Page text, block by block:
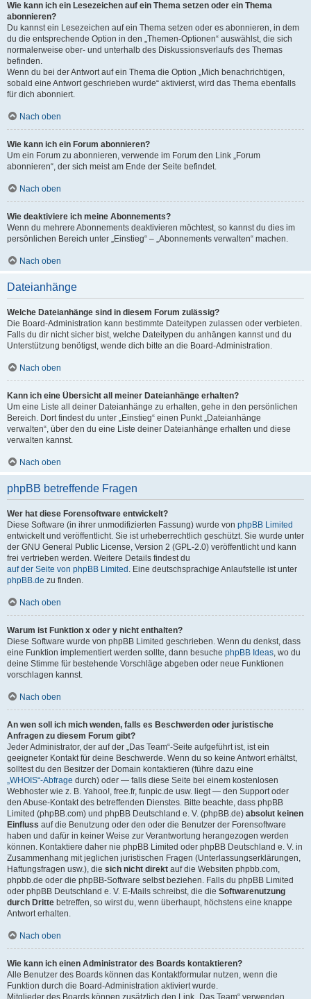
Wie kann ich ein Lesezeichen auf ein Thema setzen oder ein Thema
abonnieren?
Du kannst ein Lesezeichen auf ein Thema setzen oder es abonnieren, in dem
du die entsprechende Option in den „Themen-Optionen“ auswählst, die sich
normalerweise ober- und unterhalb des Diskussionsverlaufs des Themas
befinden.
Wenn du bei der Antwort auf ein Thema die Option „Mich benachrichtigen,
sobald eine Antwort geschrieben wurde“ aktivierst, wird das Thema ebenfalls
für dich abonniert.
Nach oben
Wie kann ich ein Forum abonnieren?
Um ein Forum zu abonnieren, verwende im Forum den Link „Forum
abonnieren“, der sich meist am Ende der Seite befindet.
Nach oben
Wie deaktiviere ich meine Abonnements?
Wenn du mehrere Abonnements deaktivieren möchtest, so kannst du dies im
persönlichen Bereich unter „Einstieg“ – „Abonnements verwalten“ machen.
Nach oben
Dateianhänge
Welche Dateianhänge sind in diesem Forum zulässig?
Die Board-Administration kann bestimmte Dateitypen zulassen oder verbieten.
Falls du dir nicht sicher bist, welche Dateitypen du anhängen kannst und du
Unterstützung benötigst, wende dich bitte an die Board-Administration.
Nach oben
Kann ich eine Übersicht all meiner Dateianhänge erhalten?
Um eine Liste all deiner Dateianhänge zu erhalten, gehe in den persönlichen
Bereich. Dort findest du unter „Einstieg“ einen Punkt „Dateianhänge
verwalten“, über den du eine Liste deiner Dateianhänge erhalten und diese
verwalten kannst.
Nach oben
phpBB betreffende Fragen
Wer hat diese Forensoftware entwickelt?
Diese Software (in ihrer unmodifizierten Fassung) wurde von phpBB Limited
entwickelt und veröffentlicht. Sie ist urheberrechtlich geschützt. Sie wurde unter
der GNU General Public License, Version 2 (GPL-2.0) veröffentlicht und kann
frei vertrieben werden. Weitere Details findest du
auf der Seite von phpBB Limited . Eine deutschsprachige Anlaufstelle ist unter
phpBB.de zu finden.
Nach oben
Warum ist Funktion x oder y nicht enthalten?
Diese Software wurde von phpBB Limited geschrieben. Wenn du denkst, dass
eine Funktion implementiert werden sollte, dann besuche phpBB Ideas, wo du
deine Stimme für bestehende Vorschläge abgeben oder neue Funktionen
vorschlagen kannst.
Nach oben
An wen soll ich mich wenden, falls es Beschwerden oder juristische
Anfragen zu diesem Forum gibt?
Jeder Administrator, der auf der „Das Team“-Seite aufgeführt ist, ist ein
geeigneter Kontakt für deine Beschwerde. Wenn du so keine Antwort erhältst,
solltest du den Besitzer der Domain kontaktieren (führe dazu eine
„WHOIS“-Abfrage durch) oder — falls diese Seite bei einem kostenlosen
Webhoster wie z. B. Yahoo!, free.fr, funpic.de usw. liegt — den Support oder
den Abuse-Kontakt des betreffenden Dienstes. Bitte beachte, dass phpBB
Limited (phpBB.com) und phpBB Deutschland e. V. (phpBB.de) absolut keinen
Einfluss auf die Benutzung oder den oder die Benutzer der Forensoftware
haben und dafür in keiner Weise zur Verantwortung herangezogen werden
können. Kontaktiere daher nie phpBB Limited oder phpBB Deutschland e. V. in
Zusammenhang mit jeglichen juristischen Fragen (Unterlassungserklärungen,
Haftungsfragen usw.), die sich nicht direkt auf die Websiten phpbb.com,
phpbb.de oder die phpBB-Software selbst beziehen. Falls du phpBB Limited
oder phpBB Deutschland e. V. E-Mails schreibst, die die Softwarenutzung
durch Dritte betreffen, so wirst du, wenn überhaupt, höchstens eine knappe
Antwort erhalten.
Nach oben
Wie kann ich einen Administrator des Boards kontaktieren?
Alle Benutzer des Boards können das Kontaktformular nutzen, wenn die
Funktion durch die Board-Administration aktiviert wurde.
Mitglieder des Boards können zusätzlich den Link „Das Team“ verwenden.